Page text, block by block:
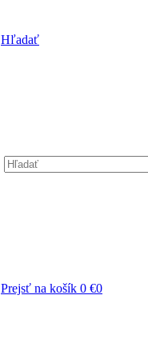
Hľadať
Prejsť na košík 0 €0